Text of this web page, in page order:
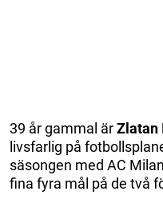
39 år gammal ärZlatan
livsfarlig på
säsongen med AC
fina fyra mål på de två